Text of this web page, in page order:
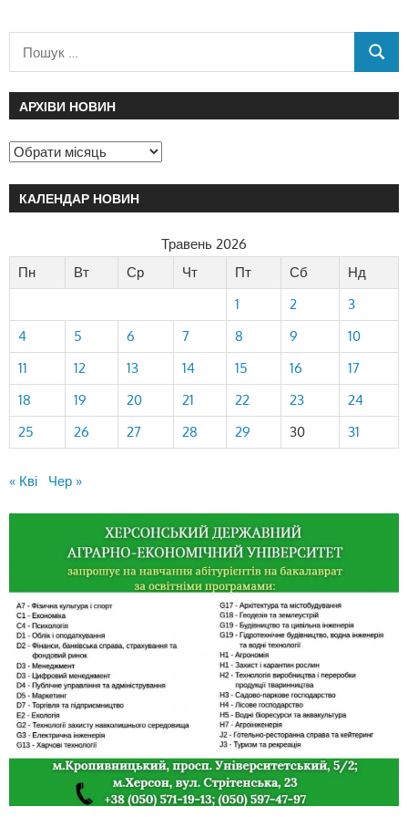
АРХІВИ НОВИН
КАЛЕНДАР НОВИН
Травень 2026
Пн
Вт Ср Чт Пт Сб
Нд
1
2
3
4
5 6 7 8 9
10
11
12 13 14 15 16
17
18
19 20 21 22 23
24
25
26 27 28 29 30 31
« Кві Чер »